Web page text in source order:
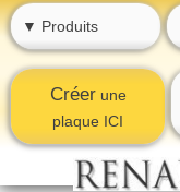
▼ Produits
Créerune
plaque ICI